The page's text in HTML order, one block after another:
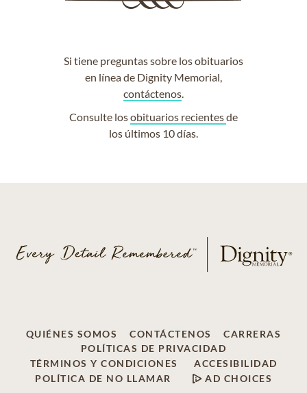
Si tiene preguntas sobre los obituarios
en línea de Dignity Memorial,
contáctenos.
Consulte losobituarios recientesde
los últimos 10 días.
QUIÉNES SOMOS CONTÁCTENOS
CARRERAS
POLÍTICAS DE PRIVACIDAD
TÉRMINOS Y CONDICIONES
ACCESIBILIDAD
POLÍTICA DE NO LLAMAR
AD CHOICES